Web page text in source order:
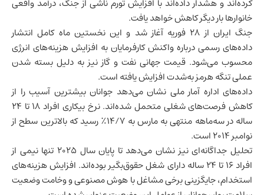
کرده‌اند و هشدار داده‌اند با افزایش تورم ناشی از جنگ، درآمد واقعی
خانوارها بار دیگر کاهش خواهد یافت.
جنگ ایران از ۲۸ فوریه آغاز شد و این نخستین ماه کامل انتشار
داده‌های رسمی درباره واکنش کارفرمایان به افزایش هزینه‌های انرژی
محسوب می‌شود. قیمت جهانی نفت و گاز نیز به دلیل بسته شدن
عملی تنگه هرمز به‌شدت افزایش یافته است.
داده‌های اداره آمار ملی نشان می‌دهد جوانان بیشترین آسیب را از
کاهش فرصت‌های شغلی متحمل شده‌اند. نرخ بیکاری افراد ۱۸ تا ۲۴
ساله در سه‌ماهه منتهی به مارس به ۱۴/۷٪ رسید که بالاترین سطح از
نوامبر ۲۰۱۴ است.
تحلیل جداگانه‌ای نیز نشان می‌دهد تا پایان سال ۲۰۲۵ تنها نیمی از
افراد ۱۶ تا ۲۴ ساله دارای شغل حقوق‌بگیر بوده‌اند. افزایش هزینه‌های
استخدام، جایگزینی برخی مشاغل باهوش مصنوعیو وخامت وضعیت